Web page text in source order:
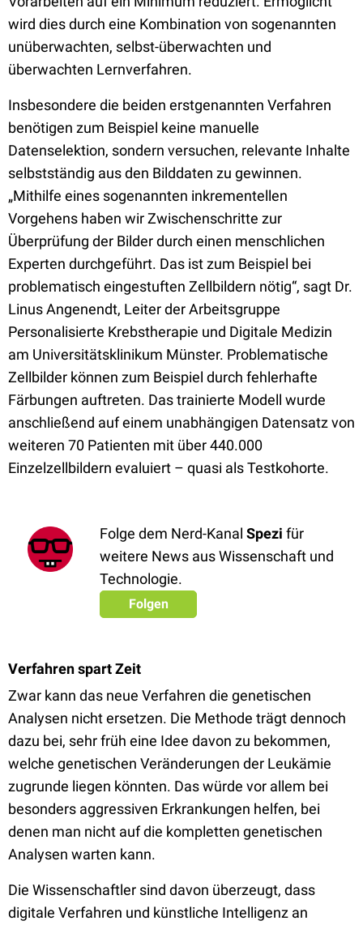
wird dies durch eine Kombination von sogenannten
unüberwachten, selbst-überwachten und
überwachten Lernverfahren.
Insbesondere die beiden erstgenannten Verfahren
benötigen zum Beispiel keine manuelle
Datenselektion, sondern versuchen, relevante Inhalte
selbstständig aus den Bilddaten zu gewinnen.
„Mithilfe eines sogenannten inkrementellen
Vorgehens haben wir Zwischenschritte zur
Überprüfung der Bilder durch einen menschlichen
Experten durchgeführt. Das ist zum Beispiel bei
problematisch eingestuften Zellbildern nötig“, sagt Dr.
Linus Angenendt, Leiter der Arbeitsgruppe
Personalisierte Krebstherapie und Digitale Medizin
am Universitätsklinikum Münster. Problematische
Zellbilder können zum Beispiel durch fehlerhafte
Färbungen auftreten. Das trainierte Modell wurde
anschließend auf einem unabhängigen Datensatz von
weiteren 70 Patienten mit über 440.000
Einzelzellbildern evaluiert – quasi als Testkohorte.
Folge dem Nerd-Kanal Spezi für
weitere News aus Wissenschaft und
Technologie.
Folgen
Verfahren spart Zeit
Zwar kann das neue Verfahren die genetischen
Analysen nicht ersetzen. Die Methode trägt dennoch
dazu bei, sehr früh eine Idee davon zu bekommen,
welche genetischen Veränderungen der Leukämie
zugrunde liegen könnten. Das würde vor allem bei
besonders aggressiven Erkrankungen helfen, bei
denen man nicht auf die kompletten genetischen
Analysen warten kann.
Die Wissenschaftler sind davon überzeugt, dass
digitale Verfahren und künstliche Intelligenz an